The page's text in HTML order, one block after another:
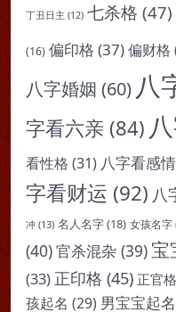
丁丑日主 (12) 七杀格 (47)
(16) 偏印格 (37)偏财格
八字婚姻 (60) 八
字看六亲 (84)
看性格 (31) 八字看感情
字看财运 (92) 八
冲 (13) 名人名字(18) 女孩名字
(40)官杀混杂 (39) 宝
(33) 正印格 (45) 正官格
孩起名 (29) 男宝宝起名